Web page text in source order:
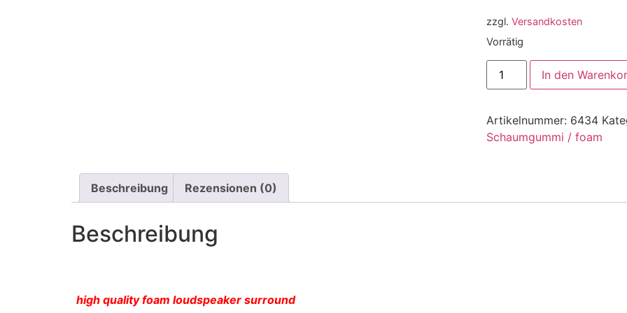
zzgl. Versandkosten
Vorrätig
In den
Artikelnummer: 6434
Schaumgummi / foam
Beschreibung Rezensionen (0)
Beschreibung
high quality foam loudspeaker surround